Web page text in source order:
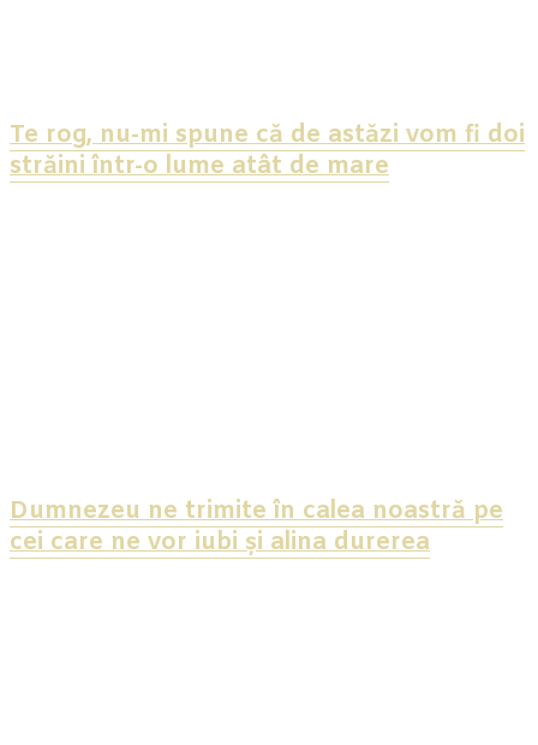
Te rog, nu-mi spune că de astăzi vom fi doi
străini într-o lume atât de mare
Dumnezeu ne trimite în calea noastră pe
cei care ne vor iubi și alina durerea